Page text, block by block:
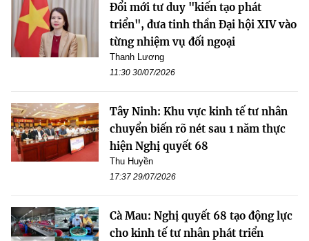
Đổi mới tư duy "kiến tạo phát
triển", đưa tinh thần Đại hội XIV vào
từng nhiệm vụ đối ngoại
Thanh Lương
11:30 30/07/2026
Tây Ninh: Khu vực kinh tế tư nhân
chuyển biến rõ nét sau 1 năm thực
hiện Nghị quyết 68
Thu Huyền
17:37 29/07/2026
Cà Mau: Nghị quyết 68 tạo động lực
cho kinh tế tư nhân phát triển